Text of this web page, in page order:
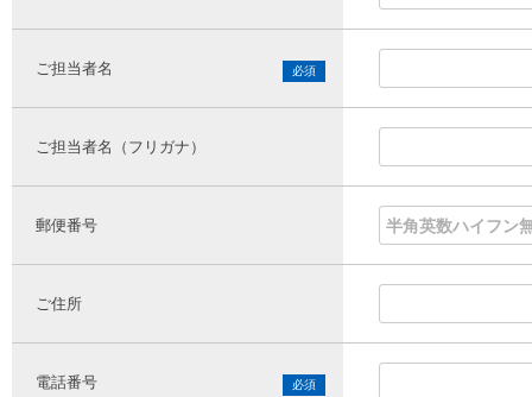
ご担当者名
ご担当者名（フリガナ）
郵便番号
ご住所
電話番号